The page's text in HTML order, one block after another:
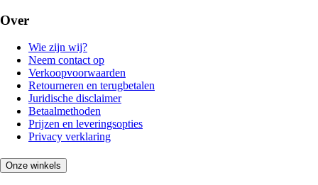
Over
Wie zijn wij?
Neem contact op
Verkoopvoorwaarden
Retourneren en terugbetalen
Juridische disclaimer
Betaalmethoden
Prijzen en leveringsopties
Privacy verklaring
Onze winkels